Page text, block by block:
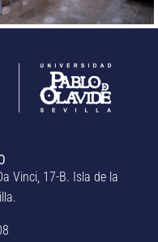
Vinci, 17-B. Isla de la